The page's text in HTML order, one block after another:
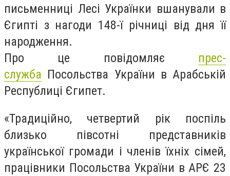
письменниці Лесі Українки вшанували в
Єгипті з нагоди 148-ї річниці від дня її
народження.
Про це повідомляє прес-
служба Посольства України в Арабській
Республиці Єгипет.
«Традиційно, четвертий рік поспіль
близько півсотні представників
української громади і членів їхніх сімей,
працівники Посольства України в АРЄ 23